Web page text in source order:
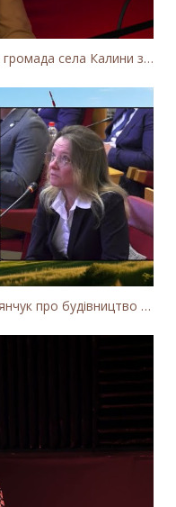
Жінки, які захищають Карпати. Як громада села Калини захищає річку Тересву від забудови МГЕС
Виступ Оксани Станкевич-Волосянчук про будівництво вітропарків у Закарпатській області